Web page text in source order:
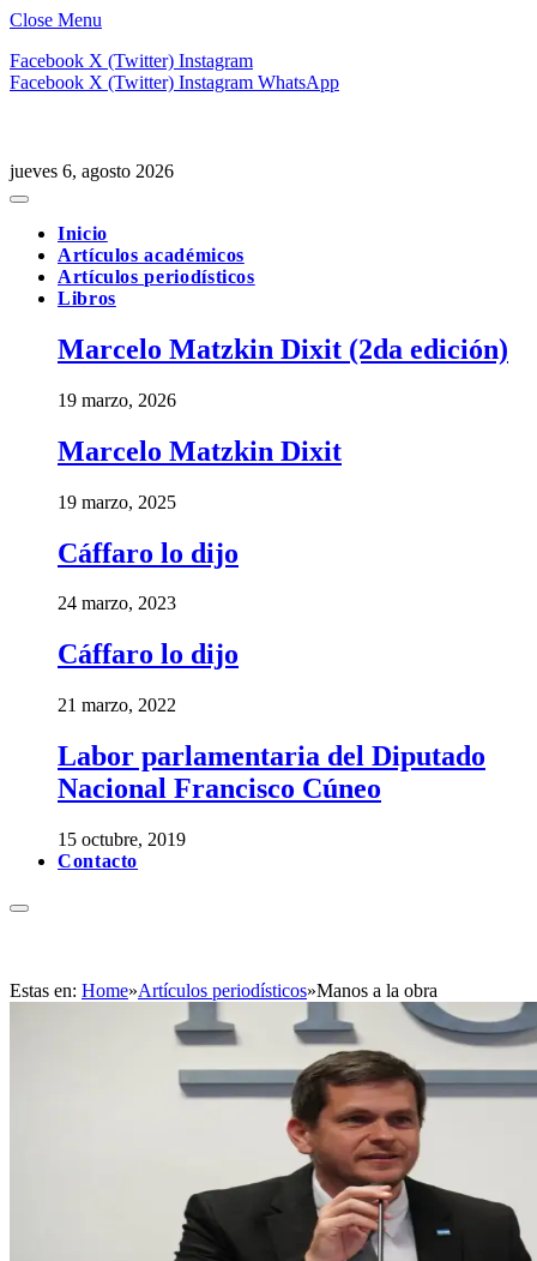
Close Menu
Facebook X (Twitter) Instagram
Facebook X (Twitter) Instagram WhatsApp
jueves 6, agosto 2026
Inicio
Artículos académicos
Artículos periodísticos
Libros
Marcelo Matzkin Dixit (2da edición)
19 marzo, 2026
Marcelo Matzkin Dixit
19 marzo, 2025
Cáffaro lo dijo
24 marzo, 2023
Cáffaro lo dijo
21 marzo, 2022
Labor parlamentaria del Diputado
Nacional Francisco Cúneo
15 octubre, 2019
Contacto
Estas en: Home»Artículos periodísticos»Manos a la obra